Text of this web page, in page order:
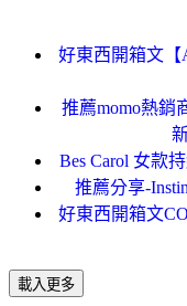
好東西開箱文【
推薦momo熱銷
Bes Carol 女款
推薦分享-
好東西開箱文
載入更多